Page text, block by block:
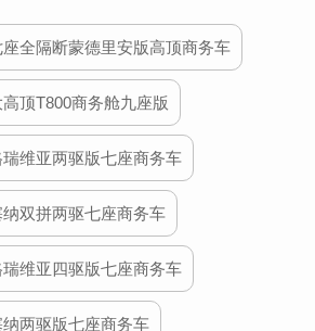
座全隔断蒙德里安版高顶商务车
顶T800商务舱九座版
瑞维亚两驱版七座商务车
纳双拼两驱七座商务车
瑞维亚四驱版七座商务车
纳两驱版七座商务车